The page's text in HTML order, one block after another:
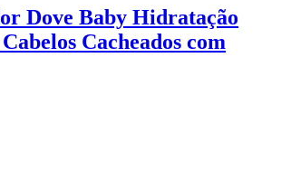
Dove Baby Hidratação
Cacheados com